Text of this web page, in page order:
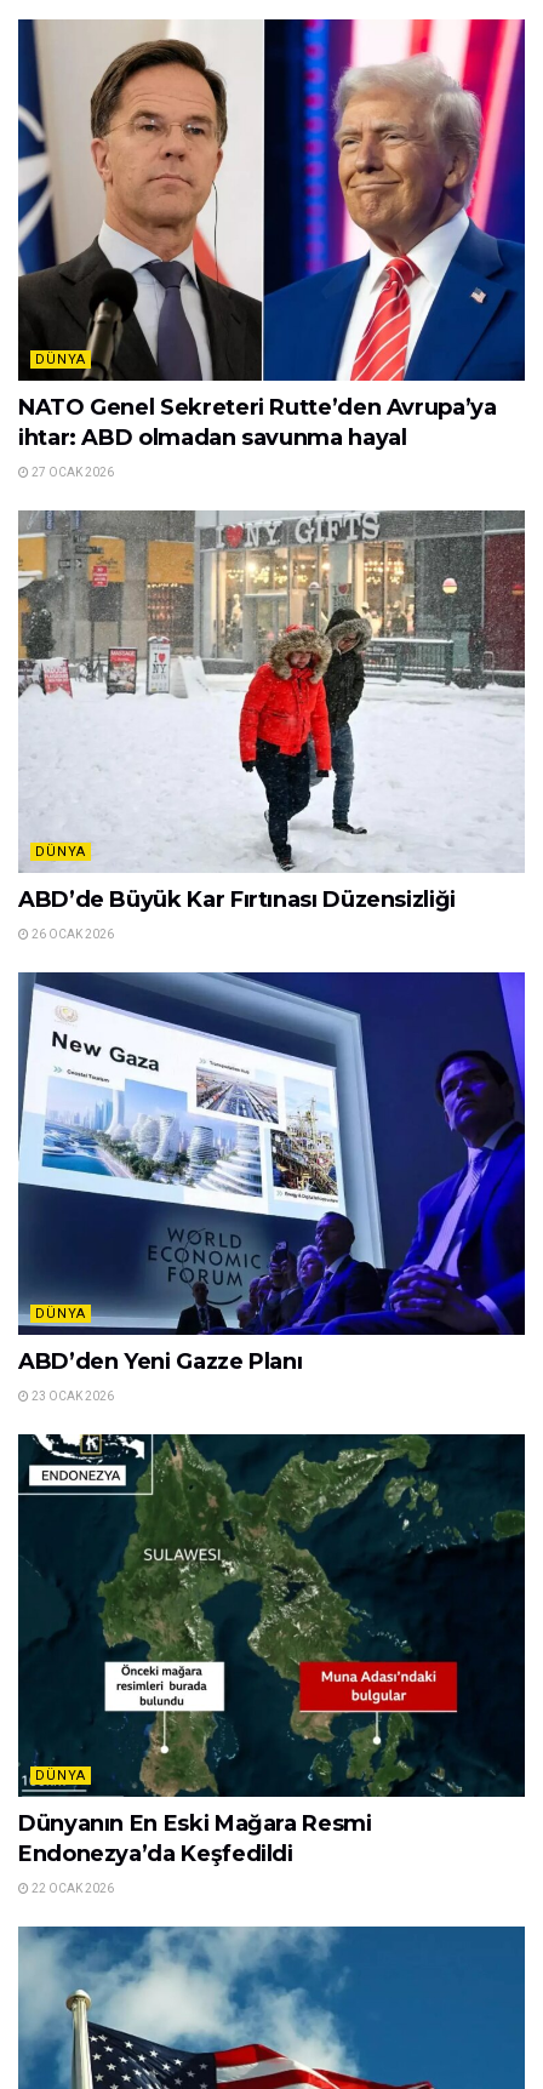
DÜNYA
NATO Genel Sekreteri Rutte’den Avrupa’ya
ihtar: ABD olmadan savunma hayal
27 OCAK 2026
DÜNYA
ABD’de Büyük Kar Fırtınası Düzensizliği
26 OCAK 2026
DÜNYA
ABD’den Yeni Gazze Planı
23 OCAK 2026
DÜNYA
Dünyanın En Eski Mağara Resmi
Endonezya’da Keşfedildi
22 OCAK 2026